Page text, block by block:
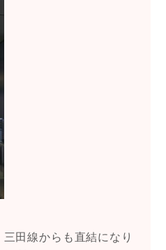
田線からも直結になり